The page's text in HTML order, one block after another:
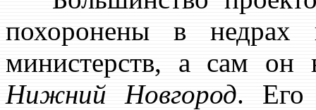
похоронены в недрах
министерств, а сам
Нижний Новгород. Его